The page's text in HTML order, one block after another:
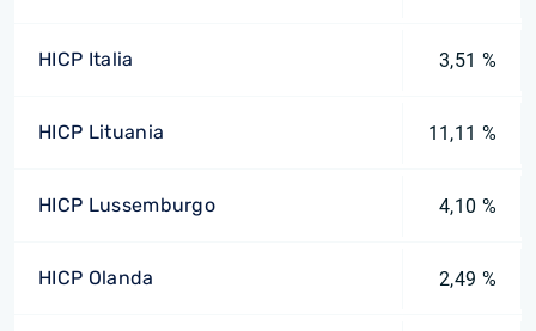
HICP Italia 3,51 %
HICP Lituania 11,11 %
HICP Lussemburgo 4,10 %
HICP Olanda 2,49 %